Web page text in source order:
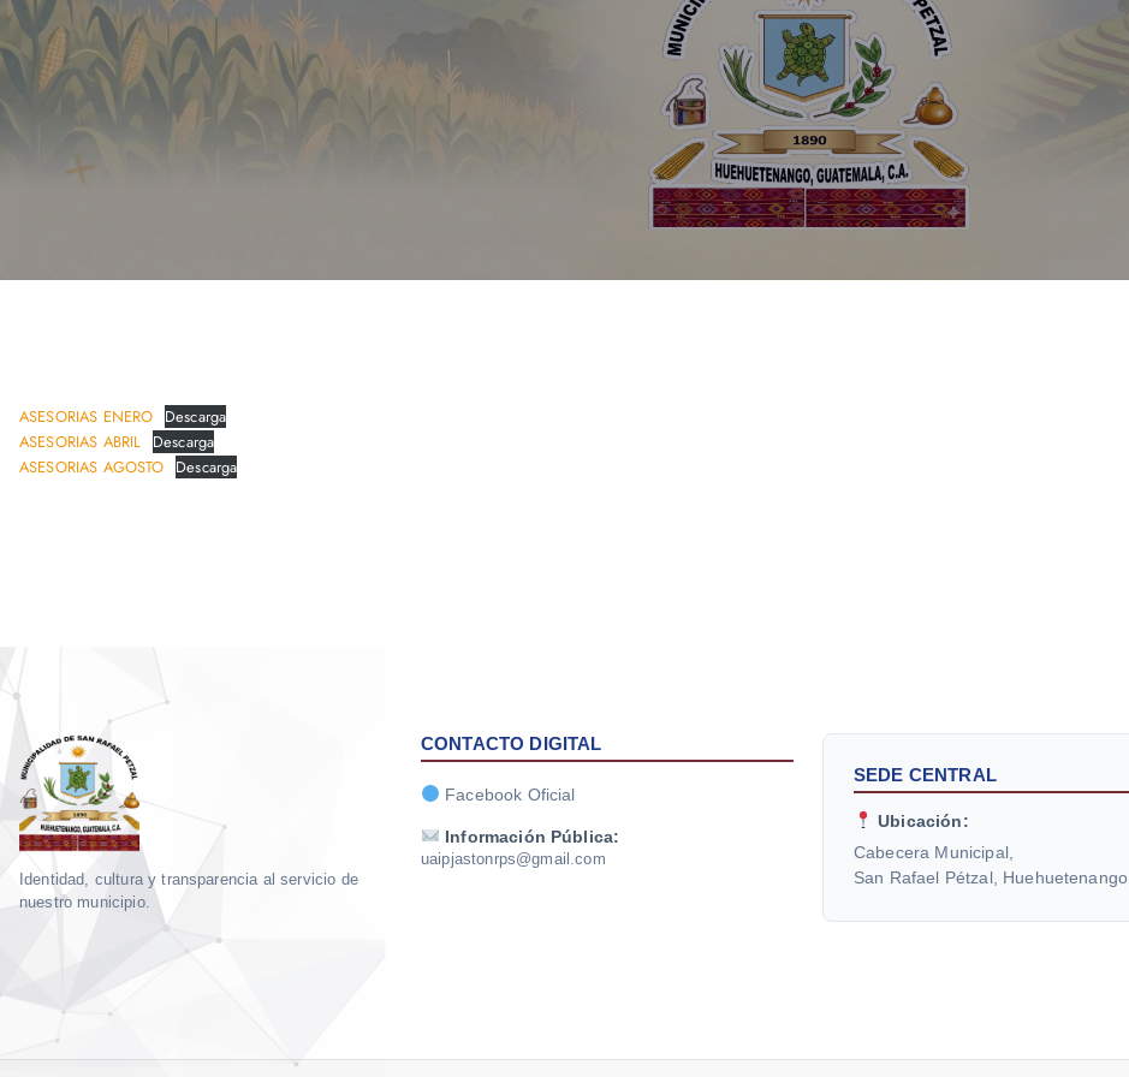
ASESORIAS ENERO Descarga
ASESORIAS ABRIL Descarga
ASESORIAS AGOSTO Descarga
Identidad, cultura y transparencia al servicio de
nuestro municipio.
CONTACTO DIGITAL
Facebook Oficial
Información Pública:
uaipjastonrps@gmail.com
SEDE CENTRAL
Ubicación:
Cabecera Municipal,
San Rafael Pétzal, Huehuetenango.